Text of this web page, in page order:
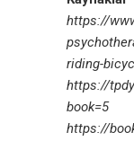
https://
riding-
https://
book=5
https://